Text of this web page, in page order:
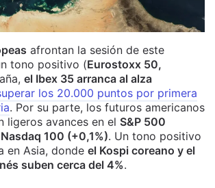
afrontan la sesión de este
tono positivo (Eurostoxx 50,
el Ibex 35 arranca al alza
los 20.000 puntos por primera
. Por su parte, los futuros americanos
ligeros avances en el S&P 500
100 (+0,1%). Un tono positivo
en Asia, donde el Kospi coreano y el
suben cerca del 4%.